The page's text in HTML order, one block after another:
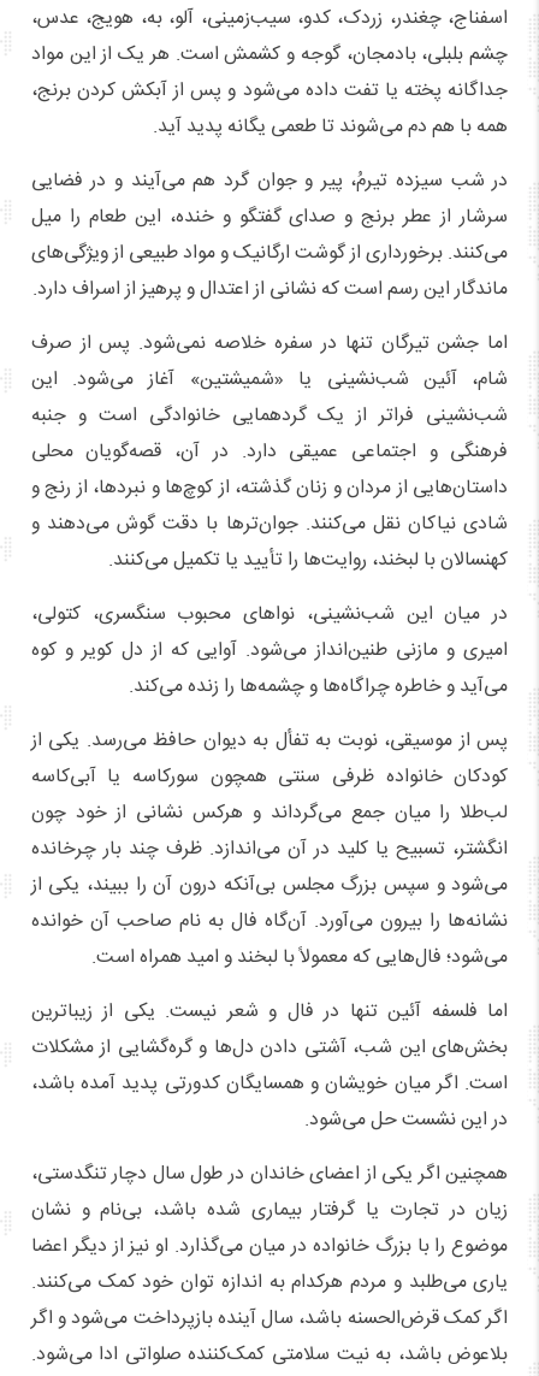
اسفناج، چغندر، زردک، کدو، سیب‌زمینی، آلو، به، هویج، عدس،
چشم بلبلی، بادمجان، گوجه و کشمش است. هر یک از این مواد
جداگانه پخته یا تفت داده می‌شود و پس از آبکش کردن برنج،
همه با هم دم می‌شوند تا طعمی یگانه پدید آید.
در شب سیزده تیرمُ، پیر و جوان گرد هم می‌آیند و در فضایی
سرشار از عطر برنج و صدای گفتگو و خنده، این طعام را میل
می‌کنند. برخورداری از گوشت ارگانیک و مواد طبیعی از ویژگی‌های
ماندگار این رسم است که نشانی از اعتدال و پرهیز از اسراف دارد.
اما جشن تیرگان تنها در سفره خلاصه نمی‌شود. پس از صرف
شام، آئین شب‌نشینی یا «شمیشتین» آغاز می‌شود. این
شب‌نشینی فراتر از یک گردهمایی خانوادگی است و جنبه
فرهنگی و اجتماعی عمیقی دارد. در آن، قصه‌گویان محلی
داستان‌هایی از مردان و زنان گذشته، از کوچ‌ها و نبردها، از رنج و
شادی نیاکان نقل می‌کنند. جوان‌ترها با دقت گوش می‌دهند و
کهنسالان با لبخند، روایت‌ها را تأیید یا تکمیل می‌کنند.
در میان این شب‌نشینی، نواهای محبوب سنگسری، کتولی،
امیری و مازنی طنین‌انداز می‌شود. آوایی که از دل کویر و کوه
می‌آید و خاطره چراگاه‌ها و چشمه‌ها را زنده می‌کند.
پس از موسیقی، نوبت به تفأل به دیوان حافظ می‌رسد. یکی از
کودکان خانواده ظرفی سنتی همچون سورکاسه یا آبی‌کاسه
لب‌طلا را میان جمع می‌گرداند و هرکس نشانی از خود چون
انگشتر، تسبیح یا کلید در آن می‌اندازد. ظرف چند بار چرخانده
می‌شود و سپس بزرگ مجلس بی‌آنکه درون آن را ببیند، یکی از
نشانه‌ها را بیرون می‌آورد. آن‌گاه فال به نام صاحب آن خوانده
می‌شود؛ فال‌هایی که معمولاً با لبخند و امید همراه است.
اما فلسفه آئین تنها در فال و شعر نیست. یکی از زیباترین
بخش‌های این شب، آشتی دادن دل‌ها و گره‌گشایی از مشکلات
است. اگر میان خویشان و همسایگان کدورتی پدید آمده باشد،
در این نشست حل می‌شود.
همچنین اگر یکی از اعضای خاندان در طول سال دچار تنگدستی،
زیان در تجارت یا گرفتار بیماری شده باشد، بی‌نام و نشان
موضوع را با بزرگ خانواده در میان می‌گذارد. او نیز از دیگر اعضا
یاری می‌طلبد و مردم هرکدام به اندازه توان خود کمک می‌کنند.
اگر کمک قرض‌الحسنه باشد، سال آینده بازپرداخت می‌شود و اگر
بلاعوض باشد، به نیت سلامتی کمک‌کننده صلواتی ادا می‌شود.